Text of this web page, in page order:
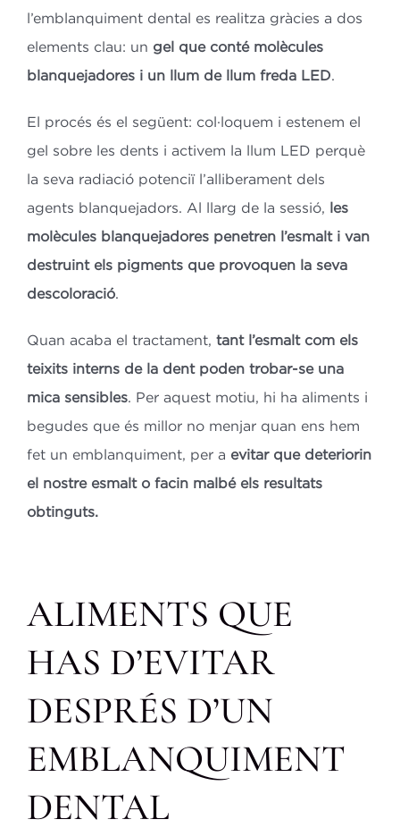
l’emblanquiment dental es realitza gràcies a dos
elements clau: un gel que conté molècules
blanquejadores i un llum de llum freda LED.
El procés és el següent: col·loquem i estenem el
gel sobre les dents i activem la llum LED perquè
la seva radiació potenciï l’alliberament dels
agents blanquejadors. Al llarg de la sessió,
les
molècules blanquejadores penetren l’esmalt i van
destruint els pigments que provoquen la seva
descoloració.
Quan acaba el tractament, tant l’esmalt com els
teixits interns de la dent poden trobar-se una
mica sensibles. Per aquest motiu, hi ha aliments i
begudes que és millor no menjar quan ens hem
fet un emblanquiment, per a evitar que deteriorin
el nostre esmalt o facin malbé els resultats
obtinguts.
ALIMENTS QUE
HAS D’EVITAR
DESPRÉS D’UN
EMBLANQUIMENT
DENTAL